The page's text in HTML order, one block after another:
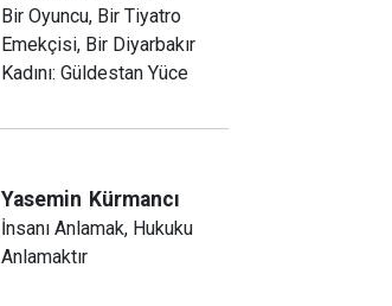
Bir Oyuncu, Bir Tiyatro
Emekçisi, Bir Diyarbakır
Kadını: Güldestan Yüce
Yasemin Kürmancı
İnsanı Anlamak, Hukuku
Anlamaktır